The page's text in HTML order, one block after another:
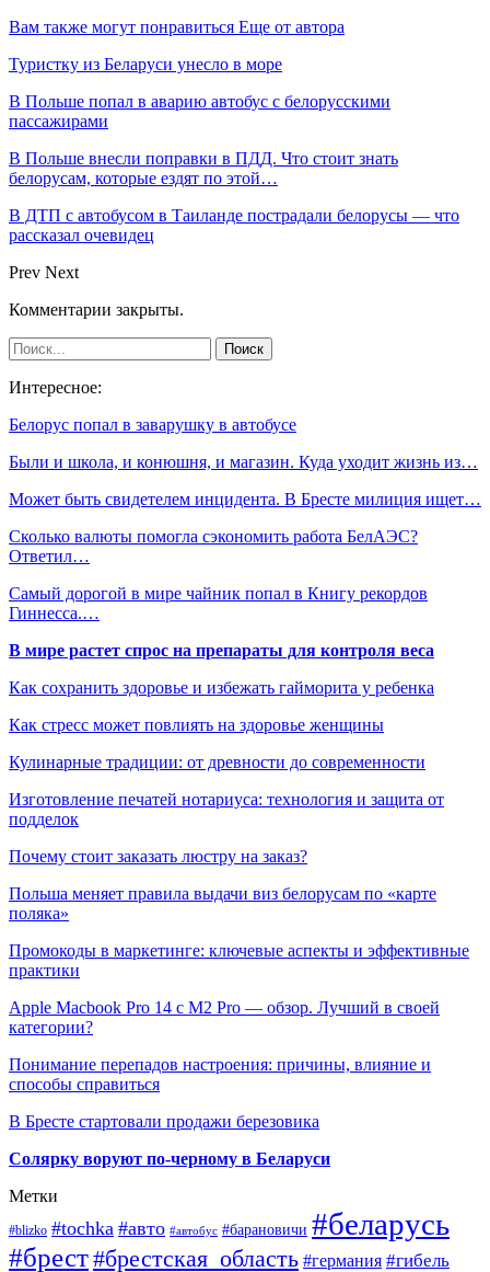
Вам также могут понравиться Еще от автора
Туристку из Беларуси унесло в море
В Польше попал в аварию автобус с белорусскими
пассажирами
В Польше внесли поправки в ПДД. Что стоит знать
белорусам, которые ездят по этой…
В ДТП с автобусом в Таиланде пострадали белорусы — что
рассказал очевидец
Prev Next
Комментарии закрыты.
Интересное:
Белорус попал в заварушку в автобусе
Были и школа, и конюшня, и магазин. Куда уходит жизнь из…
Может быть свидетелем инцидента. В Бресте милиция ищет…
Сколько валюты помогла сэкономить работа БелАЭС?
Ответил…
Самый дорогой в мире чайник попал в Книгу рекордов
Гиннесса.…
В мире растет спрос на препараты для контроля веса
Как сохранить здоровье и избежать гайморита у ребенка
Как стресс может повлиять на здоровье женщины
Кулинарные традиции: от древности до современности
Изготовление печатей нотариуса: технология и защита от
подделок
Почему стоит заказать люстру на заказ?
Польша меняет правила выдачи виз белорусам по «карте
поляка»
Промокоды в маркетинге: ключевые аспекты и эффективные
практики
Apple Macbook Pro 14 с M2 Pro — обзор. Лучший в своей
категории?
Понимание перепадов настроения: причины, влияние и
способы справиться
В Бресте стартовали продажи березовика
Солярку воруют по-черному в Беларуси
Метки
#blizko #tochka #авто #автобус #барановичи #беларусь
#брест#брестская_область #германия #гибель